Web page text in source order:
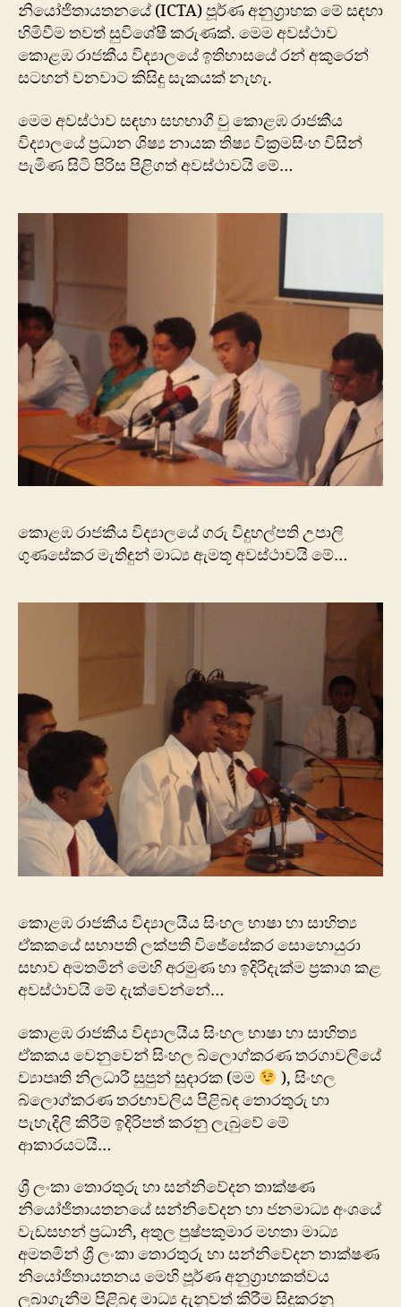
නියෝජිතායතනයේ (ICTA) පූර්ණ අනුග්‍රාහක මේ සඳහා
හිමිවීම තවත් සුවිශේෂී කරුණක්. මෙම අවස්ථාව
‍කොළඹ රාජකීය විද්‍යාලයේ ඉතිහාසයේ රන් අකුරෙන්
සටහන් වනවාට කිසිදු සැකයක් නැහැ.
මෙම අවස්ථාව සඳහා සහභාගී වු කොළඹ රාජකීය
විද්‍යාලයේ ප්‍රධාන ශිෂ්‍ය නායක තිෂ්‍ය වික්‍රමසිංහ විසින්
පැමිණ සිටි පිරිස පිළිගත් අවස්ථාවයි මේ…
කොළඹ රාජකීය විද්‍යාලයේ ගරු විදුහල්පති උපාලි
ගුණසේකර මැතිඳුන් මාධ්‍ය ඇමතූ අවස්ථාවයි මේ…
කොළඹ රාජකීය විද්‍යාලයීය සිංහල භාෂා හා සාහිත්‍ය
ඒකකයේ සභාපති ලක්පති විජේසේකර සොහොයුරා
සභාව අමතමින් මෙහි අරමුණ හා ඉදිරිදැක්ම ප්‍රකාශ කළ
අවස්ථාවයි මේ දැක්වෙන්නේ…
කොළඹ රාජකීය විද්‍යාලයීය සිංහල භාෂා හා සාහිත්‍ය
ඒකකය වෙනුවෙන් සිංහල බ්ලොග්කරණ තරගාවලියේ
ව්‍යාපෘති නිලධාරී සුපුන් සුදාරක (මම
), සිංහල
බ්ලොග්කරණ තරඟාවලිය පිළිබඳ ‍තොරතුරු හා
පැහැදිලි කිරීම් ඉදිරිපත් කරනු ලැබුවේ මේ
ආකාරයටයි…
ශ්‍රී ලංකා තොරතුරු හා සන්නිවේදන තාක්ෂණ
නියෝජිතායතනයේ සන්නිවේදන හා ජනමාධ්‍ය අංශයේ
වැඩසහන් ප්‍රධානී, අතුල පුෂ්පකුමාර මහතා මාධ්‍ය
අමතමින් ශ්‍රී ලංකා තොරතුරු හා සන්නිවේදන තාක්ෂණ
නියෝජිතායතනය මෙහි පූර්ණ අනුග්‍රාහකත්වය
ලබාගැනීම පිළිබඳ මාධ්‍ය දැනුවත් කිරීම සිදුකරනු